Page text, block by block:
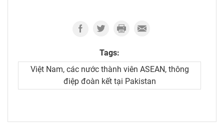
Tags:
Việt Nam, các nước thành viên ASEAN, thông
điệp đoàn kết tại Pakistan